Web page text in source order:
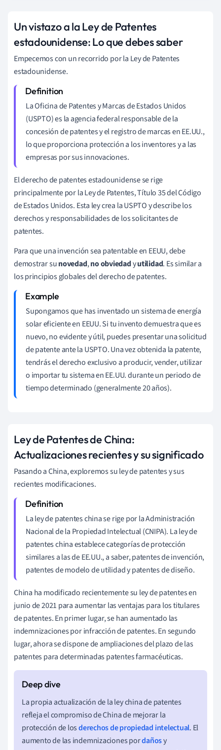
Un vistazo a la Ley de Patentes
estadounidense: Lo que debes saber
Empecemos con un recorrido por la Ley de Patentes
estadounidense.
La Oficina de Patentes y Marcas de Estados Unidos
(USPTO) es la agencia federal responsable de la
concesión de patentes y el registro de marcas en EE.UU.,
lo que proporciona protección a los inventores y a las
empresas por sus innovaciones.
El derecho de patentes estadounidense se rige
principalmente por la Ley de Patentes, Título 35 del Código
de Estados Unidos. Esta ley crea la USPTO y describe los
derechos y responsabilidades de los solicitantes de
patentes.
Para que una invención sea patentable en EEUU, debe
demostrar sunovedad,no obviedadyutilidad. Es similar a
los principios globales del derecho de patentes.
Supongamos que has inventado un sistema de energía
solar eficiente en EEUU. Si tu invento demuestra que es
nuevo, no evidente y útil, puedes presentar una solicitud
de patente ante la USPTO. Una vez obtenida la patente,
tendrás el derecho exclusivo a producir, vender, utilizar
o importar tu sistema en EE.UU. durante un periodo de
tiempo determinado (generalmente 20 años).
Ley de Patentes de China:
Actualizaciones recientes y su significado
Pasando a China, exploremos su ley de patentes y sus
recientes modificaciones.
La ley de patentes china se rige por la Administración
Nacional de la Propiedad Intelectual (CNIPA). La ley de
patentes china establece categorías de protección
similares a las de EE.UU., a saber, patentes de invención,
patentes de modelo de utilidad y patentes de diseño.
China ha modificado recientemente su ley de patentes en
junio de 2021 para aumentar las ventajas para los titulares
de patentes. En primer lugar, se han aumentado las
indemnizaciones por infracción de patentes. En segundo
lugar, ahora se dispone de ampliaciones del plazo de las
patentes para determinadas patentes farmacéuticas.
La propia actualización de la ley china de patentes
refleja el compromiso de China de mejorar la
protección de losderechos de propiedad intelectual. El
aumento de las indemnizaciones pordañosy